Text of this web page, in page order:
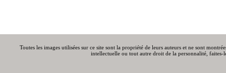
Toutes les images utilisées sur ce site sont la propriété de leurs auteurs et ne sont
intellectuelle ou tout autre droit de la personnalité,